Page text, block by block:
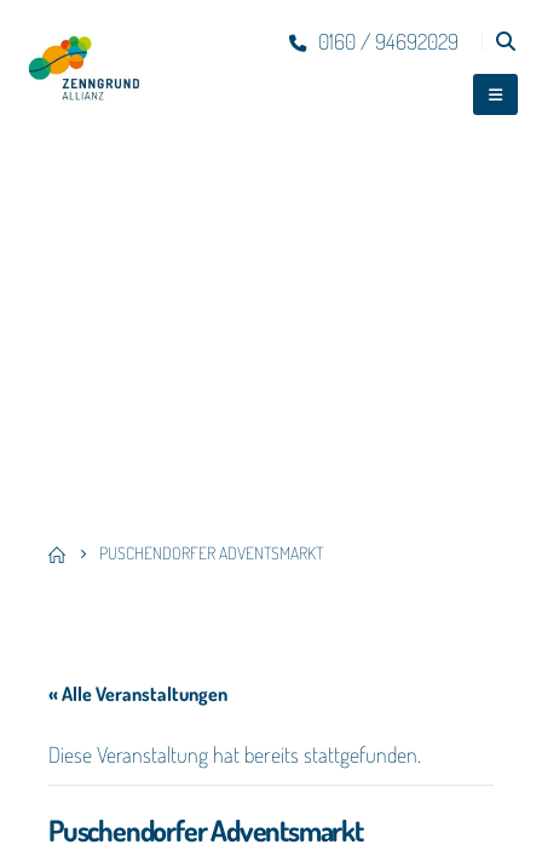
0160 / 94692029
PUSCHENDORFER ADVENTSMARKT
« Alle Veranstaltungen
Diese Veranstaltung hat bereits stattgefunden.
Puschendorfer Adventsmarkt